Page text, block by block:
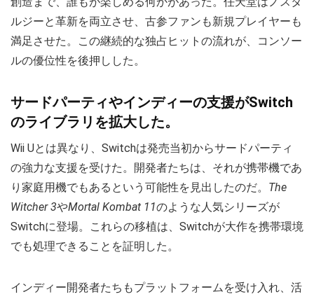
ルジーと革新を両立させ、古参ファンも新規プレイヤーも
満足させた。この継続的な独占ヒットの流れが、コンソー
ルの優位性を後押しした。
サードパーティやインディーの支援がSwitch
のライブラリを拡大した。
Wii Uとは異なり、Switchは発売当初からサードパーティ
の強力な支援を受けた。開発者たちは、それが携帯機であ
り家庭用機でもあるという可能性を見出したのだ。 The
Witcher 3やMortal Kombat 11のような人気シリーズが
Switchに登場。これらの移植は、Switchが大作を携帯環境
でも処理できることを証明した。
インディー開発者たちもプラットフォームを受け入れ、活